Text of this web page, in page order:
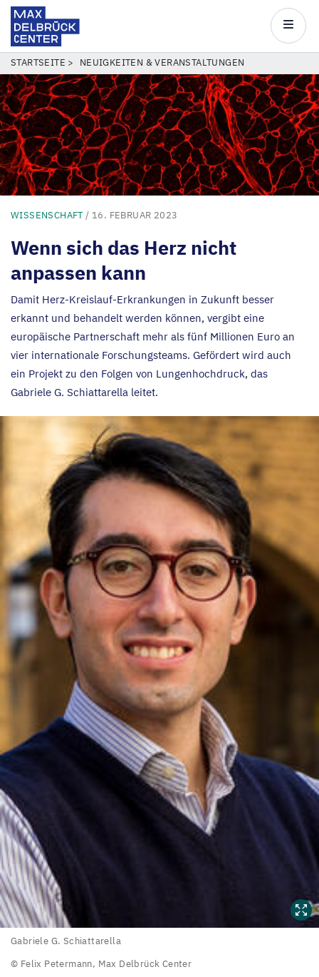
Direkt
zum
Inhalt
Center
Main
PFADNAVIGATION
STARTSEITE NEUIGKEITEN & VERANSTALTUNGEN
WISSENSCHAFT/ 16. FEBRUAR 2023
Wenn sich das Herz nicht
anpassen kann
Damit Herz-Kreislauf-Erkrankungen in Zukunft besser
erkannt und behandelt werden können, vergibt eine
europäische Partnerschaft mehr als fünf Millionen Euro an
vier internationale Forschungsteams. Gefördert wird auch
ein Projekt zu den Folgen von Lungenhochdruck, das
Gabriele G. Schiattarella leitet.
Gabriele
G.
Gabriele G. Schiattarella
© Felix Petermann, Max Delbrück Center